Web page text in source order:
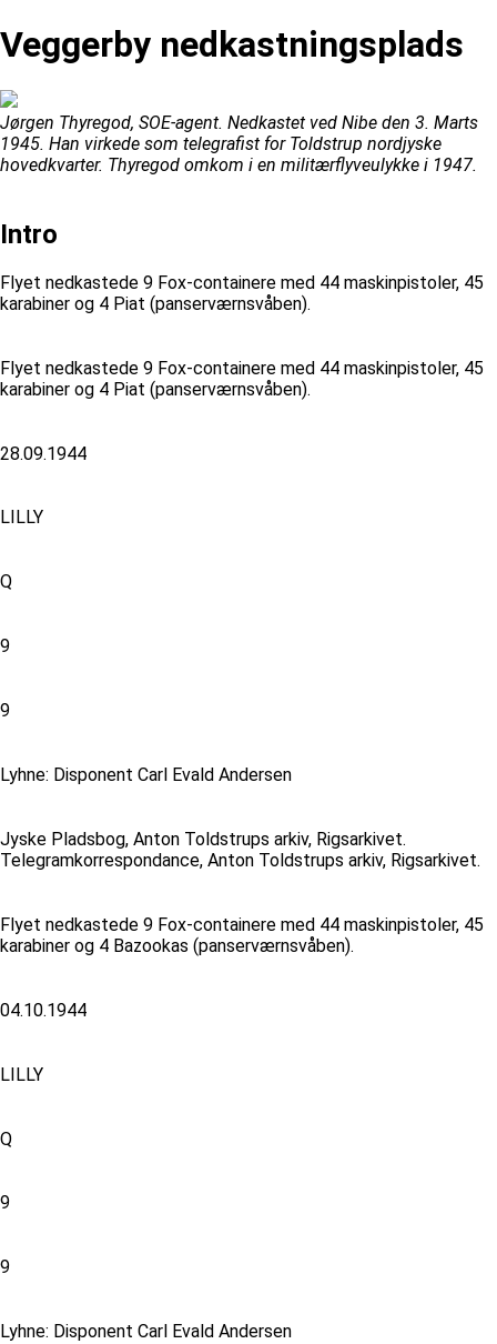
Veggerby nedkastningsplads
Jørgen Thyregod, SOE-agent. Nedkastet ved Nibe den 3. Marts
1945. Han virkede som telegrafist for Toldstrup nordjyske
hovedkvarter. Thyregod omkom i en militærflyveulykke i 1947.
Intro
Flyet nedkastede 9 Fox-containere med 44 maskinpistoler, 45
karabiner og 4 Piat (panserværnsvåben).
Flyet nedkastede 9 Fox-containere med 44 maskinpistoler, 45
karabiner og 4 Piat (panserværnsvåben).
28.09.1944
LILLY
Q
9
9
Lyhne: Disponent Carl Evald Andersen
Jyske Pladsbog, Anton Toldstrups arkiv, Rigsarkivet.
Telegramkorrespondance, Anton Toldstrups arkiv, Rigsarkivet.
Flyet nedkastede 9 Fox-containere med 44 maskinpistoler, 45
karabiner og 4 Bazookas (panserværnsvåben).
04.10.1944
LILLY
Q
9
9
Lyhne: Disponent Carl Evald Andersen